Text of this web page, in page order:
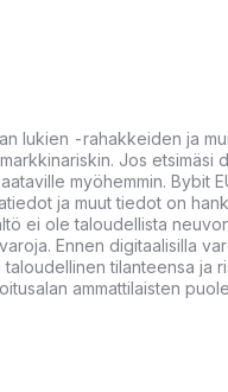
lukien -rahakkeiden ja
Jos
myöhemmin. Bybit
ja muut tiedot on
ei ole taloudellista
Ennen digitaalisilla
tilanteensa ja
ammattilaisten